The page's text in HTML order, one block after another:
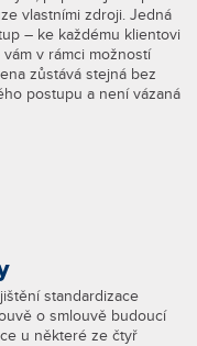
vlastními zdroji. Jedná
– ke každému klientovi
v rámci možností
zůstává stejná bez
postupu a není vázaná
standardizace
o smlouvě budoucí
u některé ze čtyř